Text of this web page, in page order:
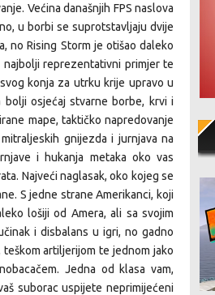
Većina današnjih FPS naslova
u borbi se suprotstavljaju dvije
no Rising Storm je otišao daleko
reprezentativni primjer te
konja za utrku krije upravo u
osjećaj stvarne borbe, krvi i
mape, taktičko napredovanje
gnijezda i jurnjava na
i hukanja metaka oko vas
Najveći naglasak, oko kojeg se
S jedne strane Amerikanci, koji
lošiji od Amera, ali sa svojim
i disbalans u igri, no gadno
artiljerijom te jednom jako
Jedna od klasa vam,
suborac uspijete neprimijećeni